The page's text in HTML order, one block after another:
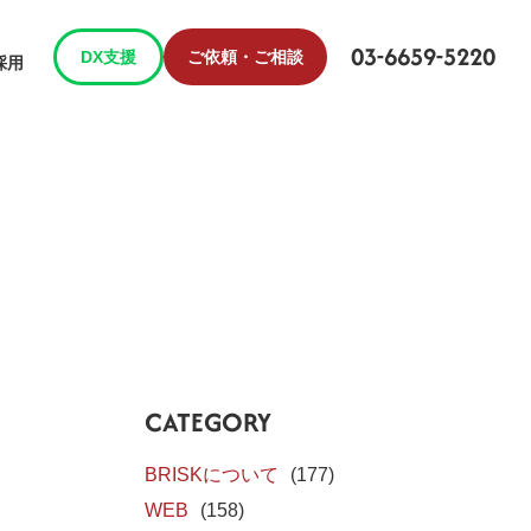
用 DX支援 ご依頼・ご相談 03-6659-5220
CATEGORY
BRISKについて
(177)
WEB
(158)